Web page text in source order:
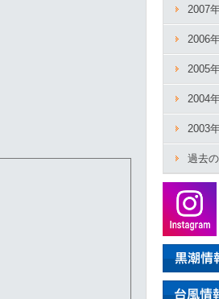
2007
2006
2005
2004
2003
過去